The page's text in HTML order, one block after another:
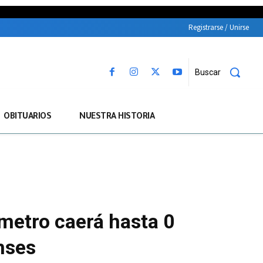
Registrarse / Unirse
Buscar
OBITUARIOS NUESTRA HISTORIA
caerá hasta 0